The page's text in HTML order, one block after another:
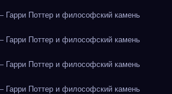
Поттер и философский камень
Поттер и философский камень
Поттер и философский камень
Поттер и философский камень